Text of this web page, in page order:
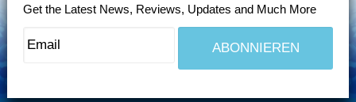
Get the Latest News, Reviews, Updates and Much More